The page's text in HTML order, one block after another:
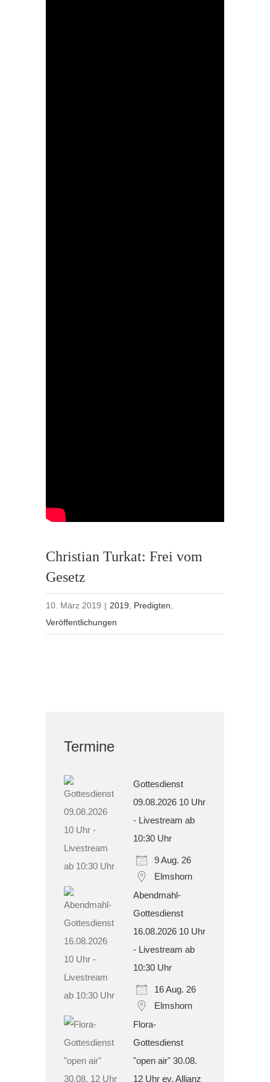
Christian Turkat: Frei vom
Gesetz
10. März 2019 | 2019 Predigten
Veröffentlichungen
Termine
Gottesdienst
09.08.2026 10 Uhr
- Livestream ab
10:30 Uhr
9 Aug. 26
Elmshorn
Abendmahl-
Gottesdienst
16.08.2026 10 Uhr
- Livestream ab
10:30 Uhr
16 Aug. 26
Elmshorn
Flora-
Gottesdienst
"open air" 30.08.
12 Uhr ev. Allianz